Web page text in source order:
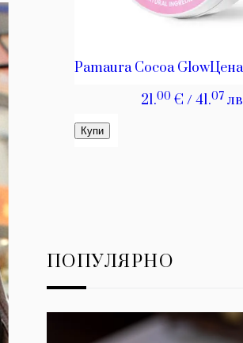
ПОПУЛЯРНО